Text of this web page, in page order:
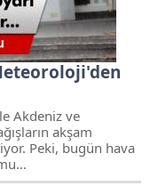
Akdeniz ve
akşam
Peki, bugün hava